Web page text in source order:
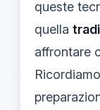
queste
quella
affrontare